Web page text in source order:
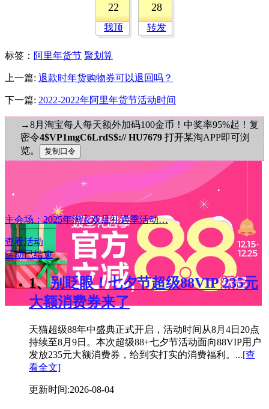
22
我顶
28
转发
标签 ： 阿里年货节 聚划算
上一篇: 退款时年货购物券可以退回吗？
下一篇: 2022-2022年阿里年货节活动时间
→8月淘宝每人每天额外加码100金币！中奖率95%起！复
密令4$VP1mgC6LrdS$:// HU7679 打开某淘APP即可浏
览。
主会场：2025年淘宝双旦礼遇季活动…
查看活动
活动已结束
1、 别眨眼！七夕节超级88VIP 235元
大额消费券来了
天猫超级88年中盛典正式开启，活动时间从8月4日20点
持续至8月9日。本次超级88+七夕节活动面向88VIP用户
发放235元大额消费券，给到实打实的消费福利。...[查
看全文]
更新时间:2026-08-04